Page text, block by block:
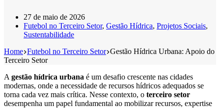
27 de maio de 2026
Futebol no Terceiro Setor, Gestão Hídrica, Projetos Sociais,
Sustentabilidade
Home Futebol no Terceiro Setor Gestão Hídrica Urbana: Apoio do
Terceiro Setor
A gestão hídrica urbana é um desafio crescente nas cidades
modernas, onde a necessidade de recursos hídricos adequados se
torna cada vez mais crítica. Nesse contexto, o terceiro setor
desempenha um papel fundamental ao mobilizar recursos, expertise